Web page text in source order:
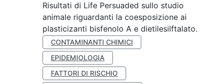
Risultati di Life Persuaded sullo studio
animale riguardanti la coesposizione ai
plasticizanti bisfenolo A e dietilesilftalato.
CONTAMINANTI CHIMICI
EPIDEMIOLOGIA
FATTORI DI RISCHIO